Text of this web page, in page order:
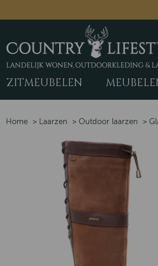
ZITMEUBELEN
Home > Laarzen > Outdoor laarzen >